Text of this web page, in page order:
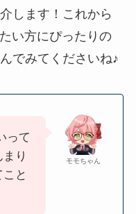
します！これから
い方にぴったりの
でみてくださいね♪
モモちゃん
って
り
と